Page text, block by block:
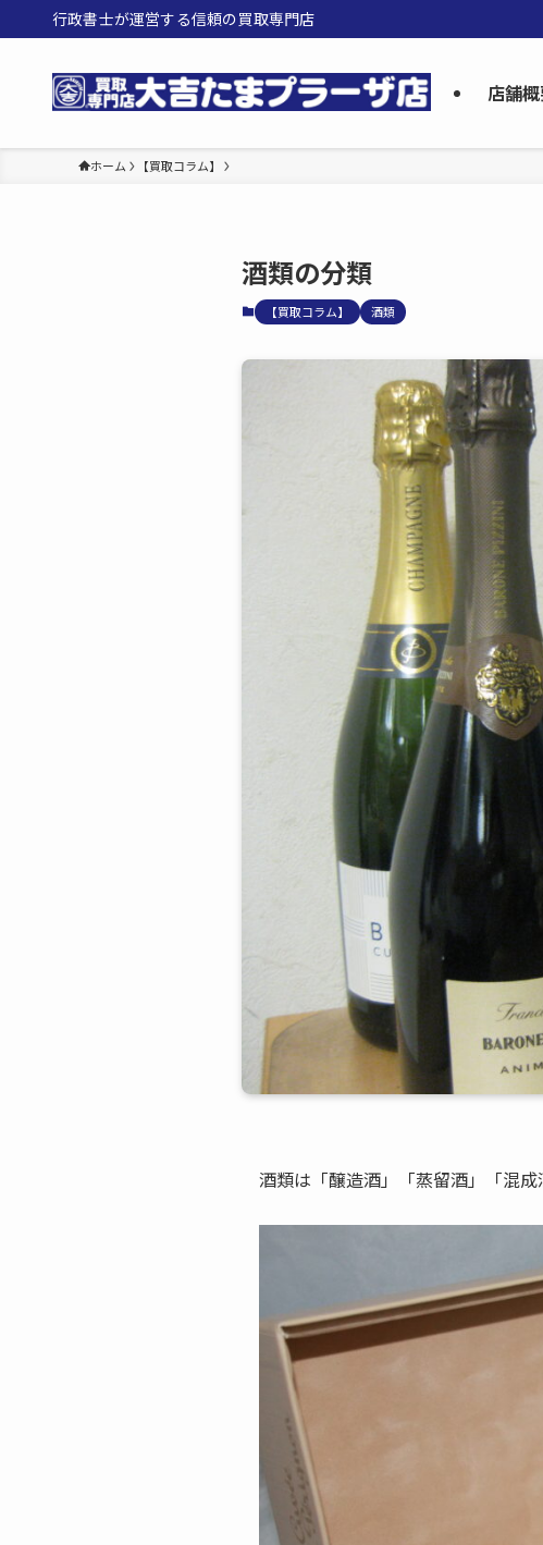
行政書士が運営する信頼の買取専門店
店舗
ホーム 【買取コラム】
酒類の分類
【買取コラム】 酒類
酒類は「醸造酒」「蒸留酒」「混成